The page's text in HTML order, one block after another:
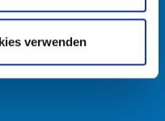
verwenden